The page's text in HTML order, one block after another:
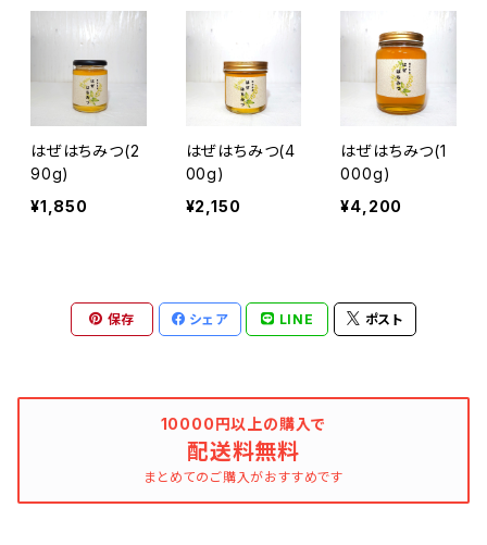
はぜはちみつ(2
90g)
¥1,850
はぜはちみつ(4
00g)
¥2,150
はぜはちみつ(1
000g)
¥4,200
保存 シェア LINE ポスト
10000円以上の購入で
配送料無料
まとめてのご購入がおすすめです